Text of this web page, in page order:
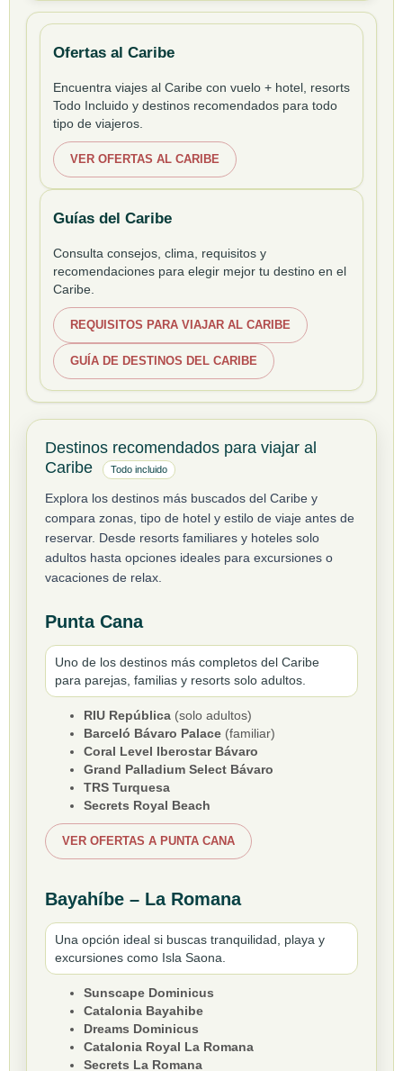
Ofertas al Caribe
Encuentra viajes al Caribe con vuelo + hotel, resorts
Todo Incluido y destinos recomendados para todo
tipo de viajeros.
VER OFERTAS AL CARIBE
Guías del Caribe
Consulta consejos, clima, requisitos y
recomendaciones para elegir mejor tu destino en el
Caribe.
REQUISITOS PARA VIAJAR AL CARIBE
GUÍA DE DESTINOS DEL CARIBE
Destinos recomendados para viajar al
Caribe
Todo incluido
Explora los destinos más buscados del Caribe y
compara zonas, tipo de hotel y estilo de viaje antes de
reservar. Desde resorts familiares y hoteles solo
adultos hasta opciones ideales para excursiones o
vacaciones de relax.
Punta Cana
Uno de los destinos más completos del Caribe
para parejas, familias y resorts solo adultos.
RIU República (solo adultos)
Barceló Bávaro Palace (familiar)
Coral Level Iberostar Bávaro
Grand Palladium Select Bávaro
TRS Turquesa
Secrets Royal Beach
VER OFERTAS A PUNTA CANA
Bayahíbe – La Romana
Una opción ideal si buscas tranquilidad, playa y
excursiones como Isla Saona.
Sunscape Dominicus
Catalonia Bayahibe
Dreams Dominicus
Catalonia Royal La Romana
Secrets La Romana